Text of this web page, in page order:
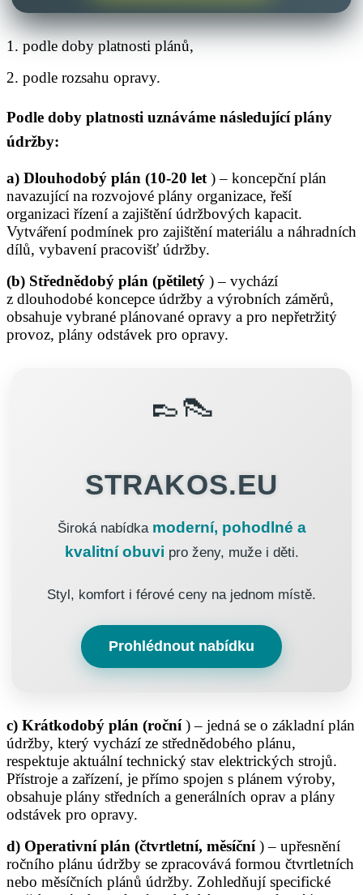
1. podle doby platnosti plánů,
2. podle rozsahu opravy.
Podle doby platnosti uznáváme následující plány
údržby:
a) Dlouhodobý plán (10-20 let) – koncepční plán
navazující na rozvojové plány organizace, řeší
organizaci řízení a zajištění údržbových kapacit.
Vytváření podmínek pro zajištění materiálu a náhradních
dílů, vybavení pracovišť údržby.
(b) Střednědobý plán (pětiletý ) – vychází
z dlouhodobé koncepce údržby a výrobních záměrů,
obsahuje vybrané plánované opravy a pro nepřetržitý
provoz, plány odstávek pro opravy.
👞👠
STRAKOS.EU
Široká nabídka moderní, pohodlné a
kvalitní obuvi pro ženy, muže i děti.
Styl, komfort i férové ceny na jednom místě.
Prohlédnout nabídku
c) Krátkodobý plán (roční) – jedná se o základní plán
údržby, který vychází ze střednědobého plánu,
respektuje aktuální technický stav elektrických strojů.
Přístroje a zařízení, je přímo spojen s plánem výroby,
obsahuje plány středních a generálních oprav a plány
odstávek pro opravy.
d) Operativní plán (čtvrtletní, měsíční) – upřesnění
ročního plánu údržby se zpracovává formou čtvrtletních
nebo měsíčních plánů údržby. Zohledňují specifické